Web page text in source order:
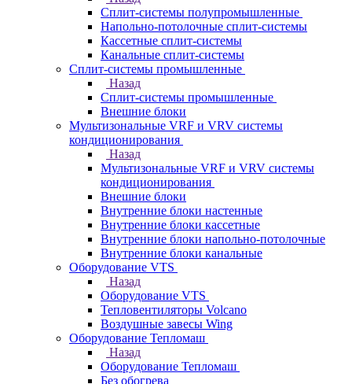
Сплит-системы полупромышленные
Напольно-потолочные сплит-системы
Кассетные сплит-системы
Канальные сплит-системы
Сплит-системы промышленные
Назад
Сплит-системы промышленные
Внешние блоки
Мультизональные VRF и VRV системы
кондиционирования
Назад
Мультизональные VRF и VRV системы
кондиционирования
Внешние блоки
Внутренние блоки настенные
Внутренние блоки кассетные
Внутренние блоки напольно-потолочные
Внутренние блоки канальные
Оборудование VTS
Назад
Оборудование VTS
Тепловентиляторы Volcano
Воздушные завесы Wing
Оборудование Тепломаш
Назад
Оборудование Тепломаш
Без обогрева